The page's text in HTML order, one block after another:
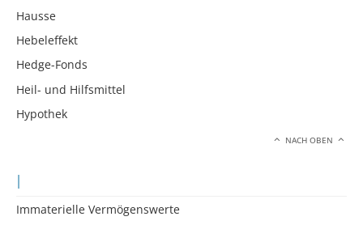
Hausse
Hebeleffekt
Hedge-Fonds
Heil- und Hilfsmittel
Hypothek
NACH OBEN
I
Immaterielle Vermögenswerte